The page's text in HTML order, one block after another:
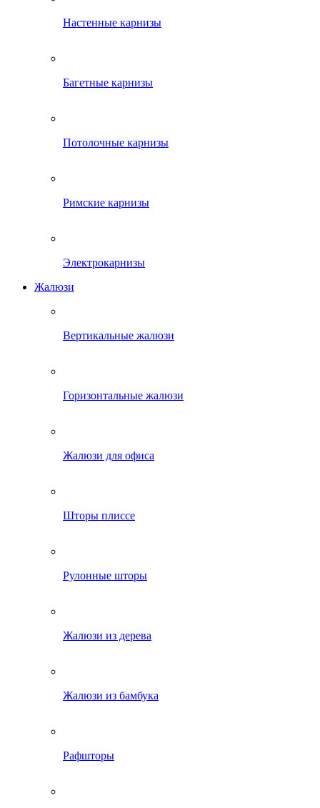
Настенные карнизы
Багетные карнизы
Потолочные карнизы
Римские карнизы
Электрокарнизы
Жалюзи
Вертикальные жалюзи
Горизонтальные жалюзи
Жалюзи для офиса
Шторы плиссе
Рулонные шторы
Жалюзи из дерева
Жалюзи из бамбука
Рафшторы